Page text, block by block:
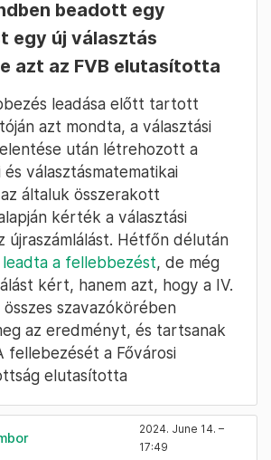
beadott egy
egy új választás
azt az FVB elutasította
leadása előtt tartott
azt mondta, a választási
után létrehozott a
választásmatematikai
általuk összerakott
kérték a választási
újraszámlálást. Hétfőn délután
leadta a fellebbezést, de még
kért, hanem azt, hogy a IV.
szavazókörében
az eredményt, és tartsanak
fellebezését a Fővárosi
elutasította
2024. June 14. –
17:49